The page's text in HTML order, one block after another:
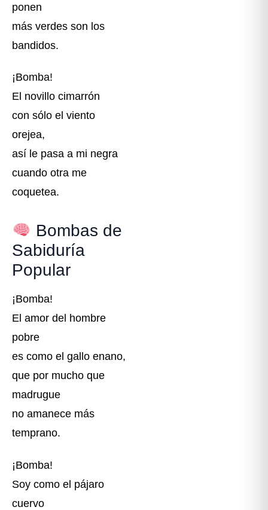
ponen
más verdes son los
bandidos.
¡Bomba!
El novillo cimarrón
con sólo el viento
orejea,
así le pasa a mi negra
cuando otra me
coquetea.
Bombas de
Sabiduría
Popular
¡Bomba!
El amor del hombre
pobre
es como el gallo enano,
que por mucho que
madrugue
no amanece más
temprano.
¡Bomba!
Soy como el pájaro
cuervo